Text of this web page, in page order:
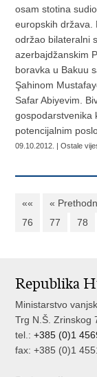
osam stotina
europskih država.
održao bilateralni
azerbajdžanskim
boravka u Bakuu
Şahinom
Safar Abiyevim.
gospodarstvenika
potencijalnim
09.10.2012. | Ostale
«« «
76
77 78
Republika
Ministarstvo
Trg N.Š. Zrinskog
tel.:+385 (0)1
fax: +385 (0)1